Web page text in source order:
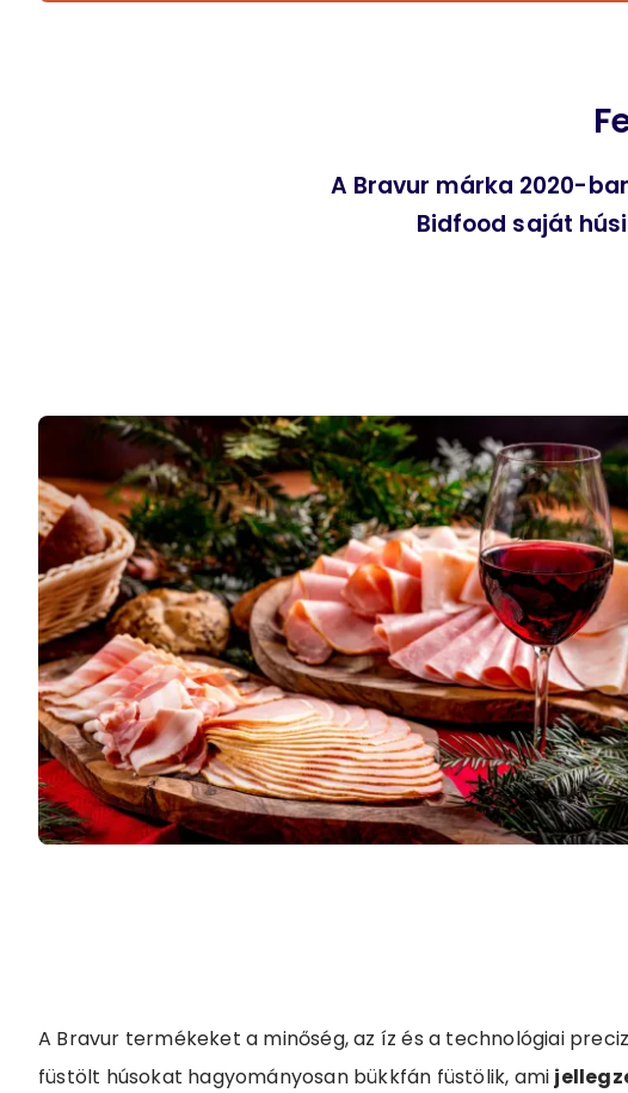
A Bravur márka 2020-
Bidfood saját
A Bravur termékeket a minőség, az íz és a technológiai
füstölt húsokat hagyományosan bükkfán füstölik, ami